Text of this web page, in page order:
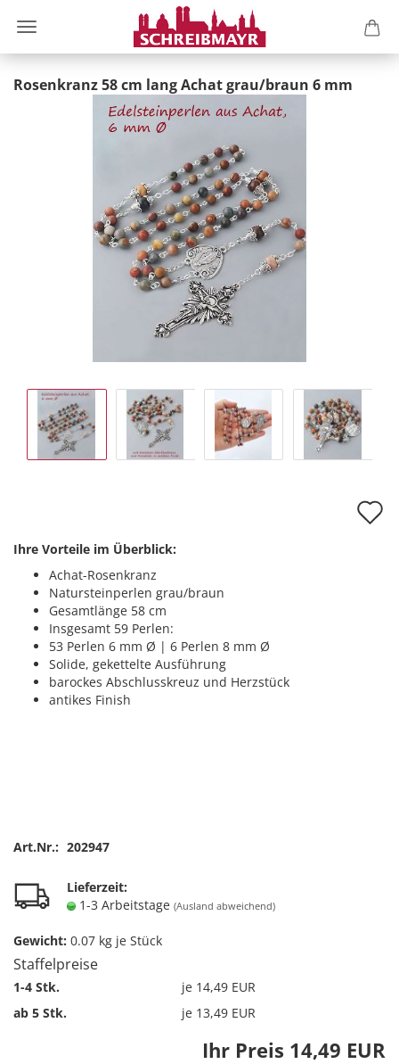
Rosenkranz 58 cm lang Achat grau/braun 6 mm
Ihre Vorteile im Überblick:
Achat-Rosenkranz
Natursteinperlen grau/braun
Gesamtlänge 58 cm
Insgesamt 59 Perlen:
53 Perlen 6 mm Ø | 6 Perlen 8 mm Ø
Solide, gekettelte Ausführung
barockes Abschlusskreuz und Herzstück
antikes Finish
Art.Nr.: 202947
Lieferzeit:
1-3 Arbeitstage (Ausland abweichend)
Gewicht: 0.07 kg je Stück
Staffelpreise
1-4 Stk.
je 14,49 EUR
ab 5 Stk.
je 13,49 EUR
Ihr Preis 14,49 EUR